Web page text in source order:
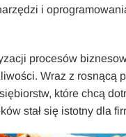
i
procesów
Wraz z rosnącą
które chcą
stał się istotny dla